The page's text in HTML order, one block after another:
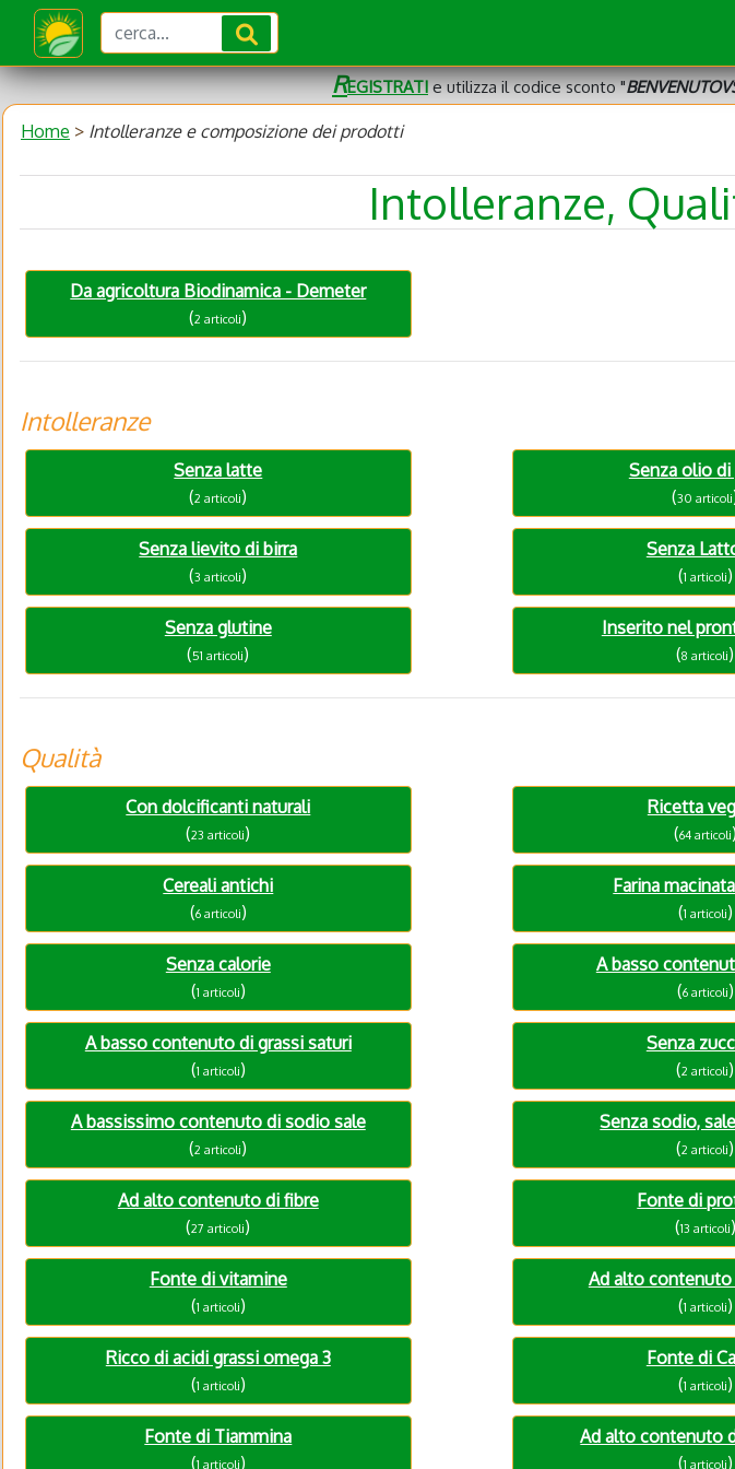
REGISTRATIe utilizza il codice sconto "
Home > Intolleranze e composizione dei prodotti
Intolleranze,
Da agricoltura Biodinamica - Demeter
(2 articoli)
Intolleranze
Senza latte
(2 articoli)
Senza olio di
(30 articoli
Senza lievito di birra
(3 articoli)
Senza
(1 articoli)
Senza glutine
(51 articoli)
Inserito nel
(8 articoli)
Qualità
Con dolcificanti naturali
(23 articoli)
Ricetta
(64 articoli)
Cereali antichi
(6 articoli)
Farina
(1 articoli)
Senza calorie
(1 articoli)
A basso
(6 articoli)
A basso contenuto di grassi saturi
(1 articoli)
Senza
(2 articoli)
A bassissimo contenuto di sodio sale
(2 articoli)
Senza sodio,
(2 articoli)
Ad alto contenuto di fibre
(27 articoli)
Fonte di
(13 articoli)
Fonte di vitamine
(1 articoli)
Ad alto
(1 articoli)
Ricco di acidi grassi omega 3
(1 articoli)
Fonte di
(1 articoli)
Fonte di Tiammina
(1 articoli)
Ad alto contenuto
(1 articoli)